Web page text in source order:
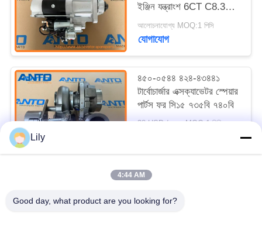
ইঞ্জিন যন্ত্রাংশ 6CT C8.3
37MT জন্য ফিটিং
আলোচনাযোগ্য MOQ:1 পিসি
যোগাযোগ
৪৫০-০৫৪৪ ৪২৪-৪৩৪৪১
টার্বোচার্জার এক্সক্যাভেটর স্পেয়ার
পার্টস ফর সি১৫ ৭৩৫বি ৭৪০বি
38 USD / pcs MOQ:1 পিসি
Lily
4:44 AM
Good day, what product are you looking for?